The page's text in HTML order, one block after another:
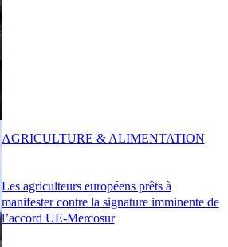
Les agriculteurs européens prêts à
manifester contre la signature imminente de
l’accord UE-Mercosur
AGRICULTURE & ALIMENTATION